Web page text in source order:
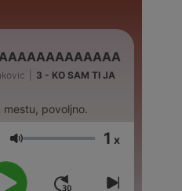
3 - KO SAM TI JA
mestu, povoljno.
Volume 1 x